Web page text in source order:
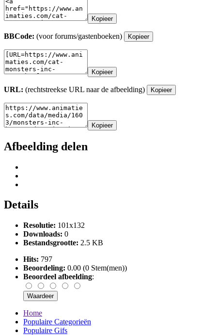
Kopieer
BBCode: (voor forums/gastenboeken) Kopieer
Kopieer
URL: (rechtstreekse URL naar de afbeelding) Kopieer
Kopieer
Afbeelding delen
Details
Resolutie: 101x132
Downloads: 0
Bestandsgrootte: 2.5 KB
Hits: 797
Beoordeling: 0.00 (0 Stem(men))
Beoordeel afbeelding:
Home
Populaire Categorieën
Populaire Gifs